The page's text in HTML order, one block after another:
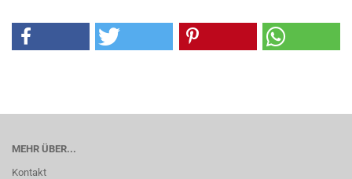
MEHR ÜBER...
Kontakt